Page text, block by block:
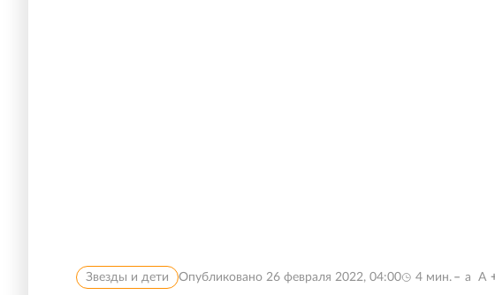
Звезды и дети Опубликовано 26 февраля 2022, 04:00 4 мин. a A